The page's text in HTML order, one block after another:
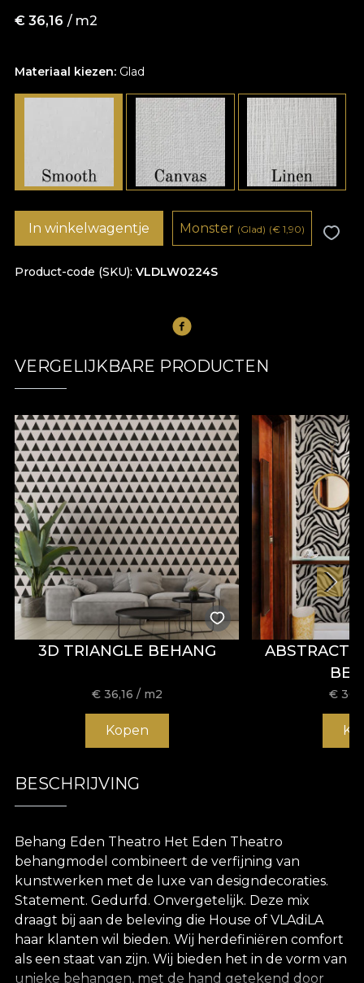
Materiaal kiezen: Glad
€ 36,16 / m2
Product-code (SKU) VLDLW0224S
In winkelwagentje Monster (Glad) (€ 1,90)
VERGELIJKBARE PRODUCTEN
3D TRIANGLE BEHANG
€ 36,16 / m2
Kopen
ABSTRACT
€
BESCHRIJVING
Behang Eden Theatro Het Eden Theatro
behangmodel combineert de verfijning van
kunstwerken met de luxe van designdecoraties.
Statement. Gedurfd. Onvergetelijk. Deze mix
draagt bij aan de beleving die House of VLAdiLA
haar klanten wil bieden. Wij herdefiniëren comfort
als een staat van zijn. Wij bieden het in de vorm van
unieke behangen, met de hand getekend door